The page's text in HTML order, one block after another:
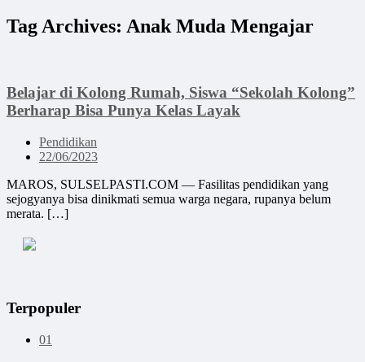
Tag Archives: Anak Muda Mengajar
Belajar di Kolong Rumah, Siswa “Sekolah Kolong”
Berharap Bisa Punya Kelas Layak
Pendidikan
22/06/2023
MAROS, SULSELPASTI.COM — Fasilitas pendidikan yang
sejogyanya bisa dinikmati semua warga negara, rupanya belum
merata. […]
Terpopuler
01